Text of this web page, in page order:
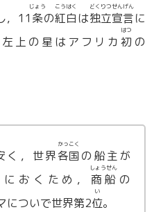
，11 条
じょう
の紅白
こうはく
は独立宣言
どくりつせんげん
に
上の星はアフリカ 初
はつ
の
く，世界各国
かっこく
の船主が
おくため， 商船
しょうせん
の
についで世界第2位
い
。